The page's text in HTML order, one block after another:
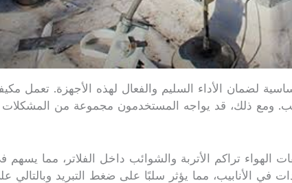
لضمان الأداء السليم والفعال لهذه الأجهزة. تعمل
ومع ذلك، قد يواجه المستخدمون مجموعة من المشكلات
الهواء تراكم الأتربة والشوائب داخل الفلاتر، مما
الأنابيب، مما يؤثر سلبًا على ضغط التبريد وبالتالي